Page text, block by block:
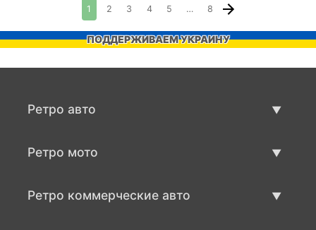
1 2 3 4 5 … 8
ПОДДЕРЖИВАЕМ УКРАИНУ
Ретро авто
Ретро мото
Ретро коммерческие авто